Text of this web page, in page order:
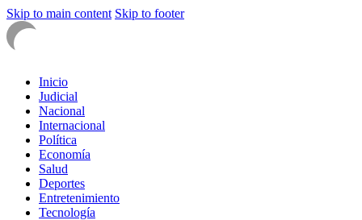
Skip to main content Skip to footer
Inicio
Judicial
Nacional
Internacional
Política
Economía
Salud
Deportes
Entretenimiento
Tecnología